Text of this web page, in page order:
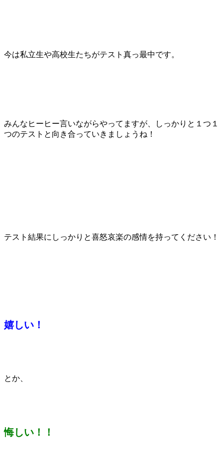
今は私立生や高校生たちがテスト真っ最中です。
みんなヒーヒー言いながらやってますが、しっかりと１つ１
つのテストと向き合っていきましょうね！
テスト結果にしっかりと喜怒哀楽の感情を持ってください！
嬉しい！
とか、
悔しい！！